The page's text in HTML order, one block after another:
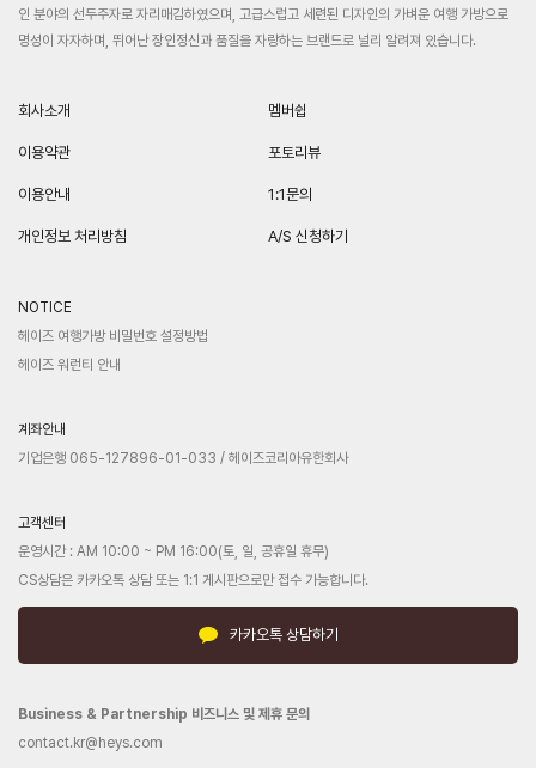
인 분야의 선두주자로 자리매김하였으며, 고급스럽고 세련된 디자인의 가벼운 여행 가방으로
명성이 자자하며, 뛰어난 장인정신과 품질을 자랑하는 브랜드로 널리 알려져 있습니다.
회사소개
이용약관
이용안내
개인정보 처리방침
멤버쉽
포토리뷰
1:1문의
A/S 신청하기
NOTICE
헤이즈 여행가방 비밀번호 설정방법
헤이즈 워런티 안내
계좌안내
기업은행 065-127896-01-033 / 헤이즈코리아유한회사
고객센터
운영시간 : AM 10:00 ~ PM 16:00(토, 일, 공휴일 휴무)
CS상담은 카카오톡 상담 또는 1:1 게시판으로만 접수 가능합니다.
카카오톡 상담하기
Business & Partnership 비즈니스 및 제휴 문의
contact.kr@heys.com